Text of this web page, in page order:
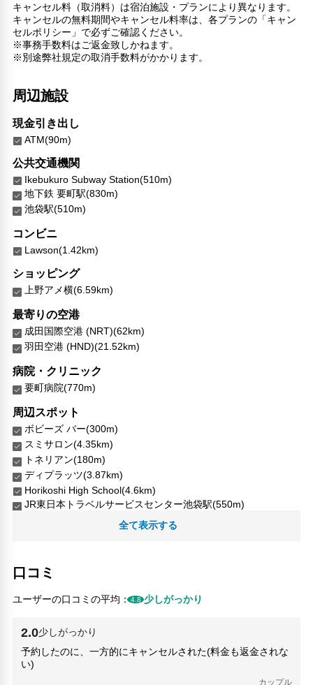
リラックス
喫煙所
子供向け施設・サービス
家族・お子様に優しい設備
荷物預かりサービス
ツアーデスク
コンシェルジュ
エレベーター
対応言語
英語
タイ語
日本語
ブルガリア語
カタルーニャ語
クロアチア語
チェコ語
デンマーク語
オランダ語
エストニア語
フィンランド語
ドイツ語
ギリシア語
ヘブライ語
ヒンディー語
ハンガリー語
インドネシア語
イタリア語
マレー語
ノルウェー語
ポーランド語
ルーマニア語
スロベニア語
キャンセル料（取消料）は宿泊施設・プランにより異なります。
キャンセルの無料期間やキャンセル料率は、各プランの「キャン
セルポリシー」で必ずご確認ください。
※事務手数料はご返金致しかねます。
※別途弊社規定の取消手数料がかかります。
周辺施設
現金引き出し
ATM(90m)
公共交通機関
Ikebukuro Subway Station(510m)
地下鉄 要町駅(830m)
池袋駅(510m)
コンビニ
Lawson(1.42km)
ショッピング
上野アメ横(6.59km)
最寄りの空港
成田国際空港 (NRT)(62km)
羽田空港 (HND)(21.52km)
病院・クリニック
要町病院(770m)
周辺スポット
ボビーズ バー(300m)
スミサロン(4.35km)
トネリアン(180m)
ディプラッツ(3.87km)
Horikoshi High School(4.6km)
JR東日本トラベルサービスセンター池袋駅(550m)
Nishiogu Clinic(4.98km)
中野区中央図書館(4.61km)
代々木(5.57km)
合気会(4.05km)
地下鉄 中野坂上駅(4.67km)
地下鉄 新宿三丁目駅(4.8km)
全て表示する
口コミ
ユーザーの口コミの平均：4.8 少しがっかり
2.0少しがっかり
予約したのに、一方的にキャンセルされた(料金も返金されな
い)
カップル